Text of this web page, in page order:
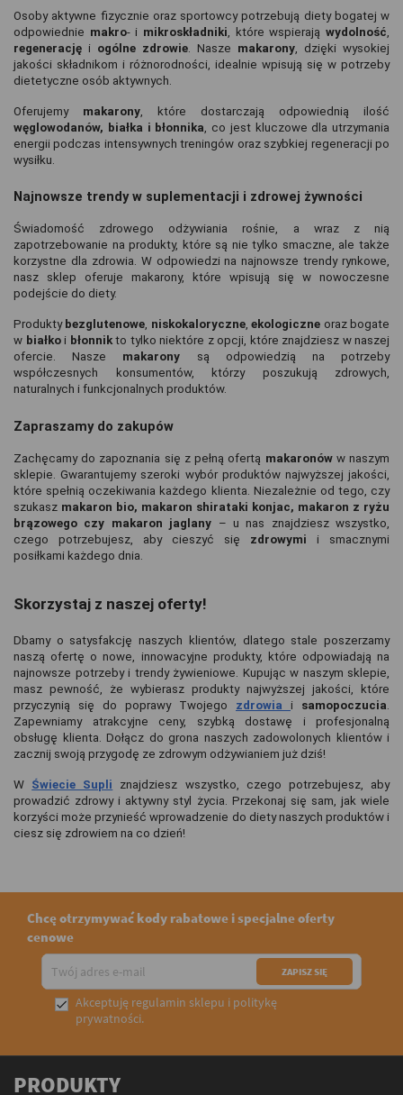
Osoby aktywne fizycznie oraz sportowcy potrzebują diety bogatej w
odpowiednie makro- i mikroskładniki , które wspierają wydolność
regenerację i ogólne zdrowie . Nasze makarony , dzięki wysokiej
jakości składnikom i różnorodności, idealnie wpisują się w potrzeby
dietetyczne osób aktywnych.
Oferujemy makarony
węglowodanów, białka i błonnika , co jest kluczowe dla utrzymania
energii podczas intensywnych treningów oraz szybkiej regeneracji po
wysiłku.
Najnowsze trendy w suplementacji i zdrowej żywności
Świadomość zdrowego odżywiania rośnie, a wraz z nią
zapotrzebowanie na produkty, które są nie tylko smaczne, ale także
korzystne dla zdrowia. W odpowiedzi na najnowsze trendy rynkowe,
nasz sklep oferuje makarony, które wpisują się w nowoczesne
podejście do diety.
Produkty bezglutenowe, niskokaloryczne, ekologiczne oraz bogate
w białko i błonnik to tylko niektóre z opcji, które znajdziesz w naszej
ofercie. Nasze makarony są odpowiedzią na potrzeby
współczesnych konsumentów, którzy poszukują zdrowych,
naturalnych i funkcjonalnych produktów.
Zapraszamy do zakupów
Zachęcamy do zapoznania się z pełną ofertą makaronów w naszym
sklepie. Gwarantujemy szeroki wybór produktów najwyższej jakości,
które spełnią oczekiwania każdego klienta. Niezależnie od tego, czy
szukasz makaron bio, makaron shirataki konjac, makaron z ryżu
brązowego czy makaron jaglany – u nas znajdziesz wszystko,
czego potrzebujesz, aby cieszyć się zdrowymi i smacznymi
posiłkami każdego dnia.
Skorzystaj z naszej oferty!
Dbamy o satysfakcję naszych klientów, dlatego stale poszerzamy
naszą ofertę o nowe, innowacyjne produkty, które odpowiadają na
najnowsze potrzeby i trendy żywieniowe. Kupując w naszym sklepie,
masz pewność, że wybierasz produkty najwyższej jakości, które
przyczynią się do poprawy Twojego zdrowia i samopoczucia
Zapewniamy atrakcyjne ceny, szybką dostawę i profesjonalną
obsługę klienta. Dołącz do grona naszych zadowolonych klientów i
zacznij swoją przygodę ze zdrowym odżywianiem już dziś!
W Świecie Supli znajdziesz wszystko, czego potrzebujesz, aby
prowadzić zdrowy i aktywny styl życia. Przekonaj się sam, jak wiele
korzyści może przynieść wprowadzenie do diety naszych produktów i
ciesz się zdrowiem na co dzień!
Chcę otrzymywać kody rabatowe i specjalne oferty
cenowe
 Akceptuję regulamin sklepu i politykę
prywatności.
PRODUKTY